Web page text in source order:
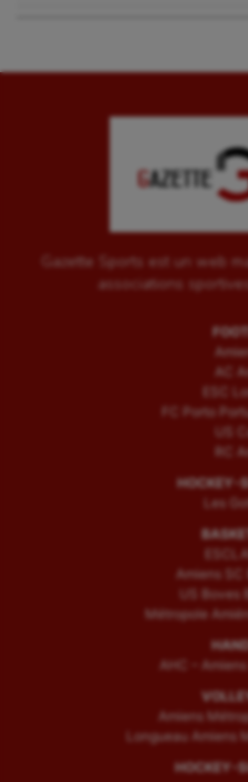
Gazette Sports est un web
associations
AC
ESC
FC Porto
US
RC
HOCKEY-
Les
Amiens
US
Métropole
AHC –
Amiens
Longueau Amiens
HOCKEY-